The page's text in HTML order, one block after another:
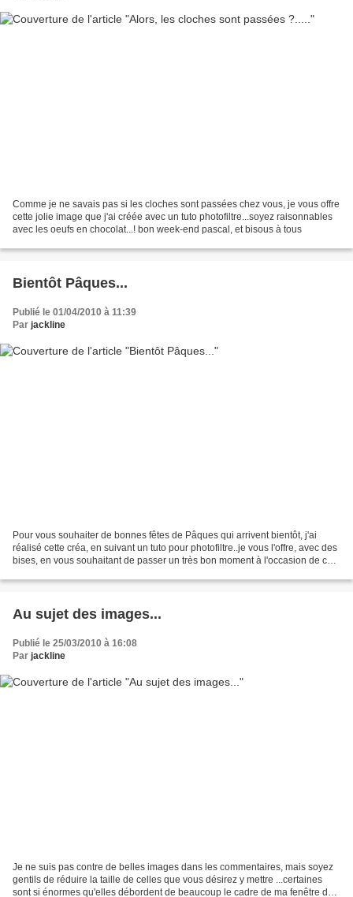
Comme je ne savais pas si les cloches sont passées chez vous, je vous offre
cette jolie image que j'ai créée avec un tuto photofiltre...soyez raisonnables
avec les oeufs en chocolat...! bon week-end pascal, et bisous à tous
Bientôt Pâques...
Publié le 01/04/2010 à 11:39
Par jackline
Pour vous souhaiter de bonnes fêtes de Pâques qui arrivent bientôt, j'ai
réalisé cette créa, en suivant un tuto pour photofiltre..je vous l'offre, avec des
bises, en vous souhaitant de passer un très bon moment à l'occasion de ce
Au sujet des images...
Publié le 25/03/2010 à 16:08
Par jackline
Je ne suis pas contre de belles images dans les commentaires, mais soyez
gentils de réduire la taille de celles que vous désirez y mettre ...certaines
sont si énormes qu'elles débordent de beaucoup le cadre de ma fenêtre de